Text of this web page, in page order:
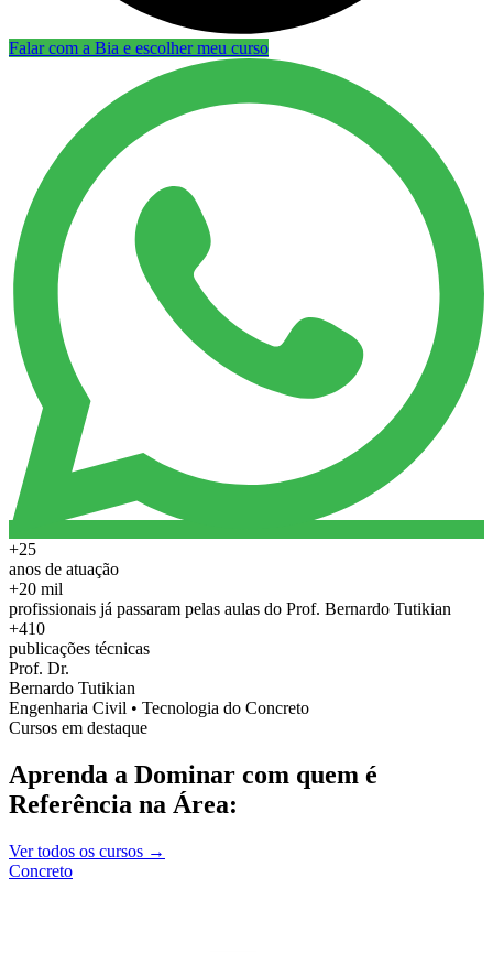
Falar com a Bia e escolher meu curso
+25
anos de atuação
+20 mil
profissionais já passaram pelas aulas do Prof. Bernardo Tutikian
+410
publicações técnicas
Prof. Dr.
Bernardo Tutikian
Engenharia Civil • Tecnologia do Concreto
Cursos em destaque
Aprenda a Dominar com quem é
Referência na Área:
Ver todos os cursos →
Concreto